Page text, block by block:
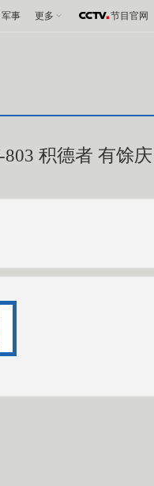
军事 更多 节目官网
积德者 有馀庆